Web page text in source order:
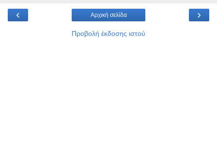
‹ ›
Αρχική σελίδα
Προβολή έκδοσης ιστού